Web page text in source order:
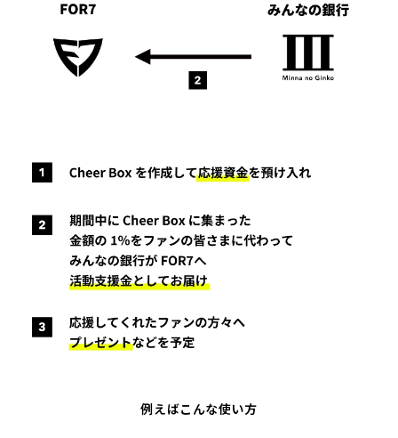
例えばこんな使い方